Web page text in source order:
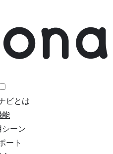
ビとは
ーン
ート